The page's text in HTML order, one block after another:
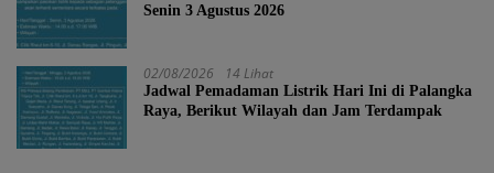
Senin 3 Agustus 2026
02/08/2026 14 Lihat
Jadwal Pemadaman Listrik Hari Ini di Palangka
Raya, Berikut Wilayah dan Jam Terdampak